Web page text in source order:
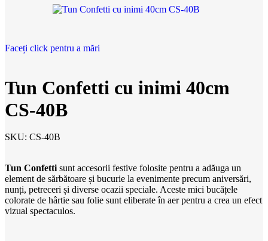
Faceți click pentru a mări
Tun Confetti cu inimi 40cm
CS-40B
SKU: CS-40B
Tun Confettisunt accesorii festive folosite pentru a adăuga un
element de sărbătoare și bucurie la evenimente precum aniversări,
nunți, petreceri și diverse ocazii speciale. Aceste mici bucățele
colorate de hârtie sau folie sunt eliberate în aer pentru a crea un efect
vizual spectaculos.